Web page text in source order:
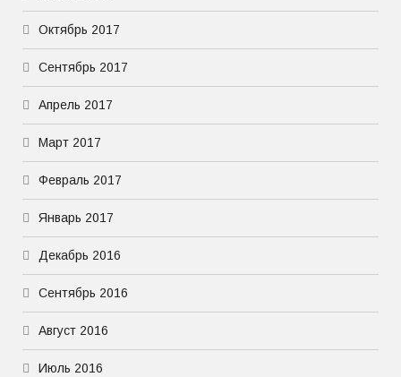
Октябрь 2017
Сентябрь 2017
Апрель 2017
Март 2017
Февраль 2017
Январь 2017
Декабрь 2016
Сентябрь 2016
Август 2016
Июль 2016